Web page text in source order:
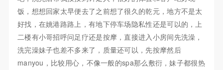
饭，想想回家太早便去了之前想了很久的乾元，地方不是太
好找，在姚港路路上，有地下停车场隐私性还是可以的，上
二楼有小哥招呼问足疗还是按摩，直接进入小房间先洗澡，
洗完澡妹子也差不多来了，质量还可以，先按摩然后
manyou，比较用心，不像一般的spa那么敷衍，妹子都很热